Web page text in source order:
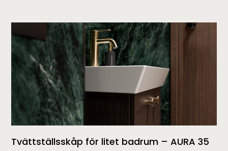
Tvättställsskåp för litet badrum – AURA 35